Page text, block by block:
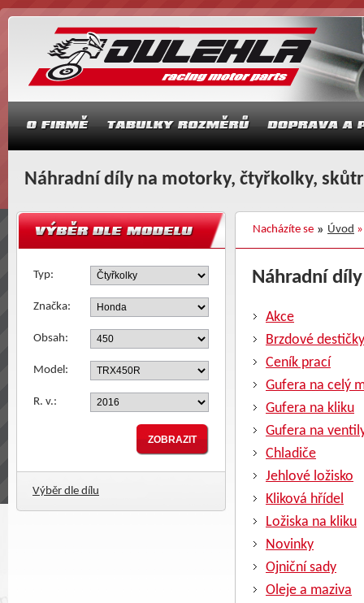
Náhradní díly na motorky, čtyřkolky,
Nacházíte se Úvod
Typ:
Značka:
Obsah:
Model:
R. v.:
Výběr dle dílu
Náhradní
Akce
Brzdové destičky
Ceník prací
Gufera na celý
Gufera na kliku
Gufera na
Chladiče
Jehlové ložisko
Kliková hřídel
Ložiska na kliku
Novinky
Ojniční sady
Oleje a maziva